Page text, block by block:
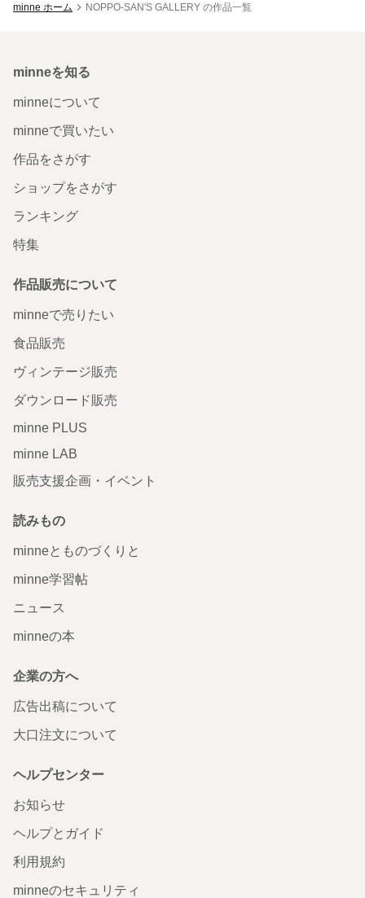
minne ホーム NOPPO-SAN'S GALLERY の作品一覧
minneを知る
minneについて
minneで買いたい
作品をさがす
ショップをさがす
ランキング
特集
作品販売について
minneで売りたい
食品販売
ヴィンテージ販売
ダウンロード販売
minne PLUS
minne LAB
販売支援企画・イベント
読みもの
minneとものづくりと
minne学習帖
ニュース
minneの本
企業の方へ
広告出稿について
大口注文について
ヘルプセンター
お知らせ
ヘルプとガイド
利用規約
minneのセキュリティ